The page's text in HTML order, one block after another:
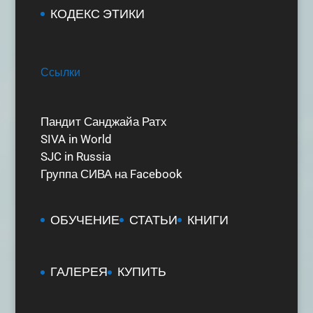
КОДЕКС ЭТИКИ
Ссылки
Пандит Санджайа Ратх
SIVA in World
SJC in Russia
Группа СИВА на Facebook
ОБУЧЕНИЕ СТАТЬИ КНИГИ
ГАЛЕРЕЯ КУПИТЬ